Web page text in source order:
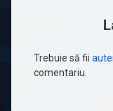
Trebuie să fii
comentariu.